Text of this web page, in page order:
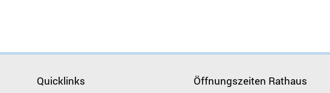
Quicklinks Öffnungszeiten Rathaus